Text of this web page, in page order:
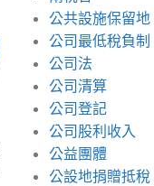
公共設施保留地
公司最低稅負制
公司法
公司清算
公司登記
公司股利收入
公益團體
公設地捐贈抵稅